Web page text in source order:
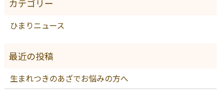
ひまりニュース
生まれつきのあざでお悩みの方へ